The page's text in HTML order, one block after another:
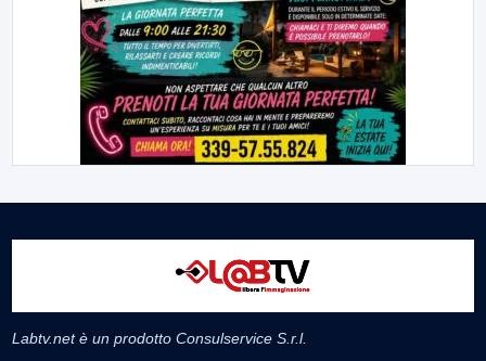
Labtv.net è un prodotto Consulservice S.r.l.